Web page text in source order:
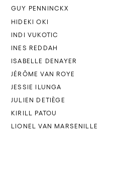
GUY PENNINCKX
HIDEKI OKI
INDI VUKOTIC
INES REDDAH
ISABELLE DENAYER
JÉRÔME VAN ROYE
JESSIE ILUNGA
JULIEN DETIÈGE
KIRILL PATOU
LIONEL VAN MARSENILLE